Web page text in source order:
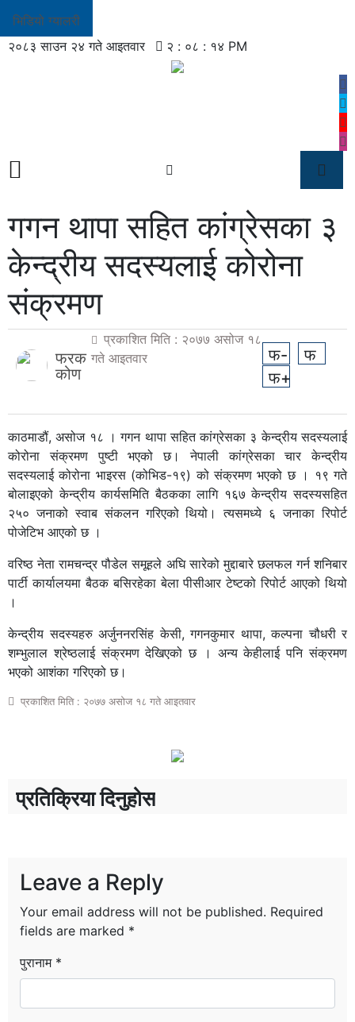
भिडियो ग्यालरी
२०८३ साउन २४ गते आइतवार
२ : ०८ : १५ PM
गगन थापा सहित कांग्रेसका ३
केन्द्रीय सदस्यलाई कोरोना
संक्रमण
फरक
कोण
प्रकाशित मिति : २०७७ असोज १८
गते आइतवार
फ-
फ
फ+
काठमाडौं, असोज १८ । गगन थापा सहित कांग्रेसका ३ केन्द्रीय सदस्यलाई
कोरोना संक्रमण पुष्टी भएको छ। नेपाली कांग्रेसका चार केन्द्रीय
सदस्यलाई कोरोना भाइरस (कोभिड-१९) को संक्रमण भएको छ । १९ गते
बोलाइएको केन्द्रीय कार्यसमिति बैठकका लागि १६७ केन्द्रीय सदस्यसहित
२५० जनाको स्वाब संकलन गरिएको थियो। त्यसमध्ये ६ जनाका रिपोर्ट
पोजेटिभ आएको छ ।
वरिष्ठ नेता रामचन्द्र पौडेल समूहले अघि सारेको मुद्दाबारे छलफल गर्न शनिबार
पार्टी कार्यालयमा बैठक बसिरहेका बेला पीसीआर टेष्टको रिपोर्ट आएको थियो
।
केन्द्रीय सदस्यहरु अर्जुननरसिंह केसी, गगनकुमार थापा, कल्पना चौधरी र
शम्भुलाल श्रेष्ठलाई संक्रमण देखिएको छ । अन्य केहीलाई पनि संक्रमण
भएको आशंका गरिएको छ।
प्रकाशित मिति : २०७७ असोज १८ गते आइतवार
प्रतिक्रिया दिनुहोस
Leave a Reply
Your email address will not be published. Required
fields are marked *
पुरानाम *